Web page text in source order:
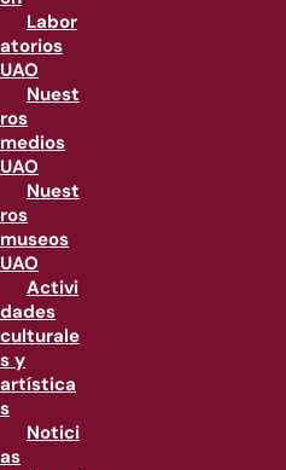
Labor
atorios
UAO
Nuest
ros
medios
UAO
Nuest
ros
museos
UAO
Activi
dades
culturale
s y
artística
s
Notici
as